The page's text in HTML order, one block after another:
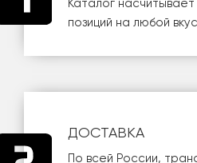
Каталог
позиций на любой
ДОСТАВКА
По всей России,